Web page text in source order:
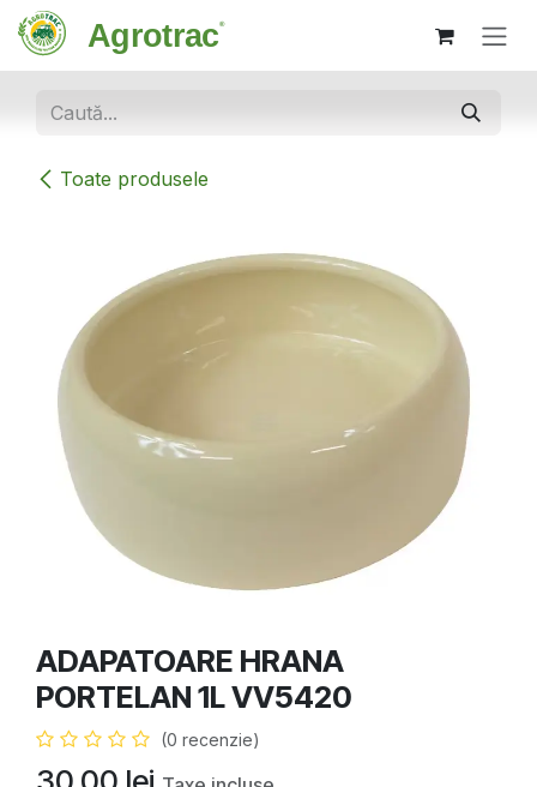
Sari la conținut
Toate produsele
ADAPATOARE HRANA
PORTELAN 1L VV5420
(0 recenzie)